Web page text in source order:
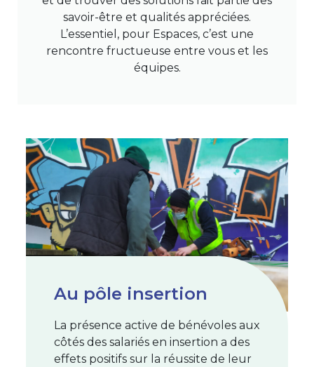
savoir-être et qualités appréciées.
L’essentiel, pour Espaces, c’est une
rencontre fructueuse entre vous et les
équipes.
Au pôle insertion
La présence active de bénévoles aux
côtés des salariés en insertion a des
effets positifs sur la réussite de leur